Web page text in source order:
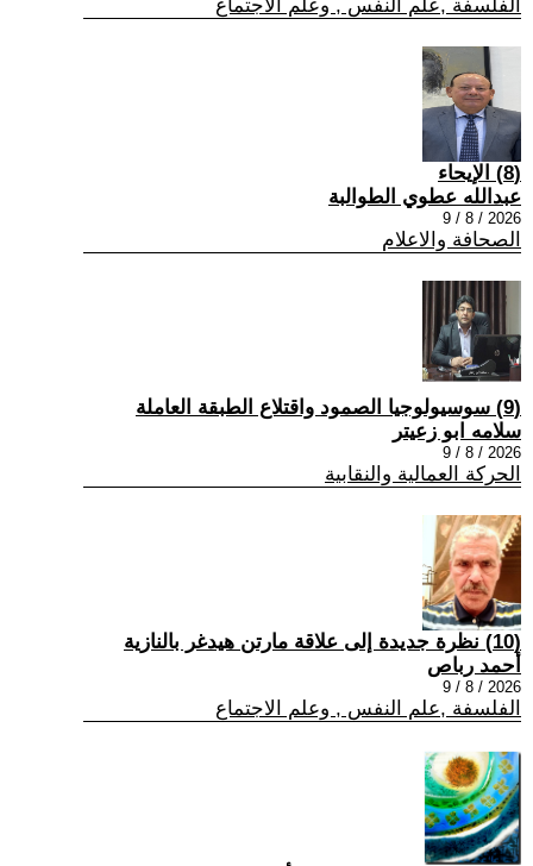
الفلسفة ,علم النفس , وعلم الاجتماع
(8) الإيحاء
عبدالله عطوي الطوالبة
2026 / 8 / 9
الصحافة والاعلام
(9) سوسيولوجيا الصمود واقتلاع الطبقة العاملة
سلامه ابو زعيتر
2026 / 8 / 9
الحركة العمالية والنقابية
(10) نظرة جديدة إلى علاقة مارتن هيدغر بالنازية
أحمد رباص
2026 / 8 / 9
الفلسفة ,علم النفس , وعلم الاجتماع